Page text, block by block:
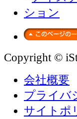
Copyright ©
会社概要
プライバ
サイトポ